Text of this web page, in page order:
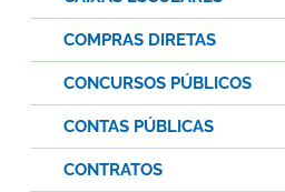
COMPRAS DIRETAS
CONCURSOS PÚBLICOS
CONTAS PÚBLICAS
CONTRATOS